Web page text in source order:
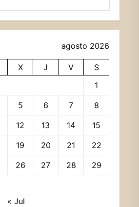
agosto 2026
X J V
S
1
5 6 7 8
12 13 14 15
19 20 21 22
26 27 28 29
« Jul